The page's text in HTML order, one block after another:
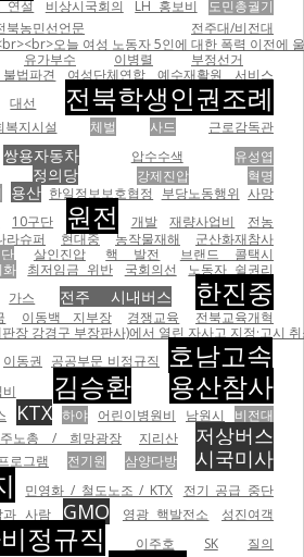
연설 비상시국회의 LH 홍보비 도민총궐기
북농민선언문
전주대/비전대
오늘 여성 노동자 5인에 대한 폭력 이전
유가부수 이병렬
부정선거
법파견
여성단체연합 예수재활원
서비스
대선 전북학생인권조례
복지시설 체벌 사드 근로감독관
쌍용자동차 압수수색
유성엽
정의당 강제진압
혁명
용산 한일정보보호협정 부당노동행위 사망
10구단 원전 개발 재량사업비
전농
라슈퍼 현대중 농작물재해
군산화재참사
살인진압 핵 발전
브랜드 콜택시
최저임금 위반 국회의선 노동자 쉴권리
가스 전주 시내버스 한진중
이동백 지부장 경쟁교육
전북교육개혁
장 강경구 부장판사)에서 열린 자사고 지정·고시
이동권 공공부문 비정규직 호남고속
김승환 용산참사
KTX 하야 어린이병원비 남원시
비전대
주노총 / 희망광장 지리산 저상버스
로그램 전기원 삼양다방 시국미사
민영화 / 철도노조 / KTX
전기 공급 중단
과 사람 GMO 영광 핵발전소 성진여객
정규직 이주호 SK
질의